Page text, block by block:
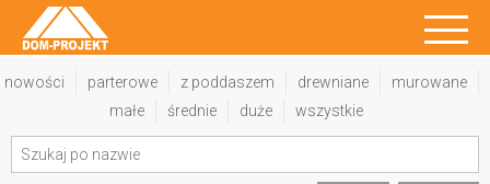
nowości parterowe z poddaszem drewniane
murowane
małe
średnie duże wszystkie